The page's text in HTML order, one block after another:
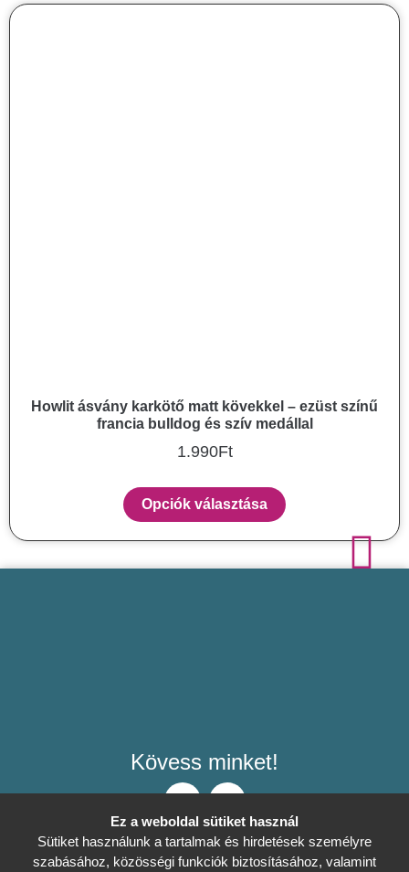
Howlit ásvány karkötő matt kövekkel – ezüst színű
francia bulldog és szív medállal
1.990Ft
Opciók választása
Kövess minket!
Általános Szerződési Feltételek
Ez a weboldal sütiket használ
Sütiket használunk a tartalmak és hirdetések személyre
szabásához, közösségi funkciók biztosításához, valamint